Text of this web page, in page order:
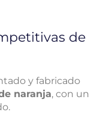
de
y fabricado
naranja, con un